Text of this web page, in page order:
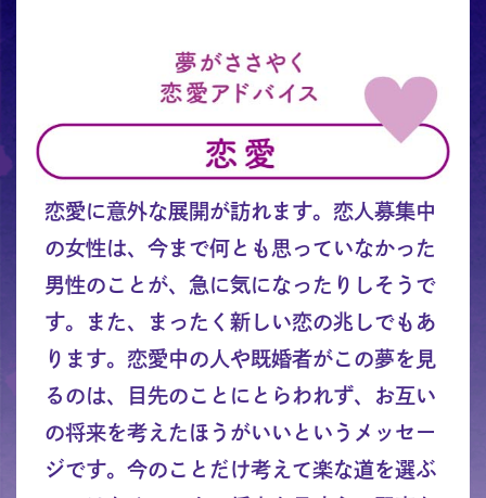
恋愛に意外な展開が訪れます。恋人募集中
の女性は、今まで何とも思っていなかった
男性のことが、急に気になったりしそうで
す。また、まったく新しい恋の兆しでもあ
ります。恋愛中の人や既婚者がこの夢を見
るのは、目先のことにとらわれず、お互い
の将来を考えたほうがいいというメッセー
ジです。今のことだけ考えて楽な道を選ぶ